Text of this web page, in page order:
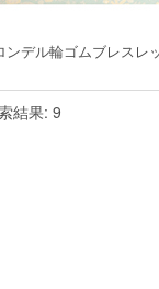
ンデル輪ゴムブレスレ
結果: 9